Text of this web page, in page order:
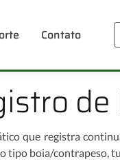
Contato
que registra
tipo boia/contrapeso,